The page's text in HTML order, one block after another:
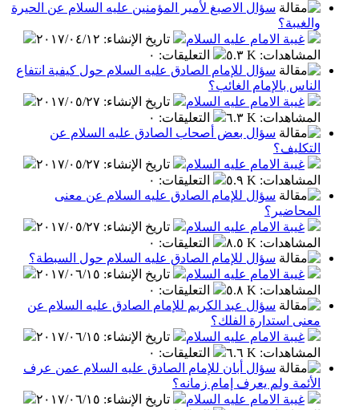
سؤال الاصبغ لأمير المؤمنين عليه السلام عن الحيرة
والغيبة؟
غيبة الامام عليه السلام
تاريخ الإنشاء: ٢٠١٧/٠٤/١٢
المشاهدات: ٥.٣ K التعليقات: ٠
سؤال للإمام الصادق عليه السلام حول كيفية انتفاع
الناس بالإمام الغائب؟
غيبة الامام عليه السلام
تاريخ الإنشاء: ٢٠١٧/٠٥/٢٧
المشاهدات: ٦.٣ K التعليقات: ٠
سؤال بعض أصحاب الصادق عليه السلام عن
التكليف؟
غيبة الامام عليه السلام
تاريخ الإنشاء: ٢٠١٧/٠٥/٢٧
المشاهدات: ٥.٩ K التعليقات: ٠
سؤال للإمام الصادق عليه السلام عن معنى
المحاضير؟
غيبة الامام عليه السلام
تاريخ الإنشاء: ٢٠١٧/٠٥/٢٧
المشاهدات: ٨.٥ K التعليقات: ٠
سؤال للإمام الصادق عليه السلام حول السبطة؟
غيبة الامام عليه السلام
تاريخ الإنشاء: ٢٠١٧/٠٦/١٥
المشاهدات: ٥.٨ K التعليقات: ٠
سؤال عبد الكريم للإمام الصادق عليه السلام عن
معنى استدارة الفلك؟
غيبة الامام عليه السلام
تاريخ الإنشاء: ٢٠١٧/٠٦/١٥
المشاهدات: ٦.٦ K التعليقات: ٠
سؤال أبان للإمام الصادق عليه السلام عمن عرف
الأئمة ولم يعرف إمام زمانه؟
غيبة الامام عليه السلام
تاريخ الإنشاء: ٢٠١٧/٠٦/١٥